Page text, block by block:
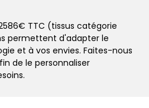
TTC (tissus catégorie
permettent d'adapter le
et à vos envies. Faites-nous
de le personnaliser